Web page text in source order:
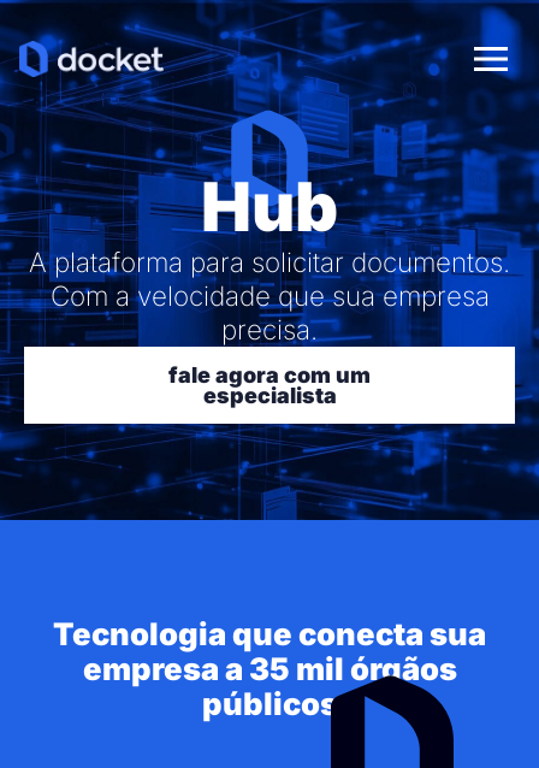
Hub
A plataforma para solicitar documentos.
Com a velocidade que sua empresa
precisa.
fale agora com um
especialista
Tecnologia que conecta sua
empresa a 35 mil órgãos
públicos